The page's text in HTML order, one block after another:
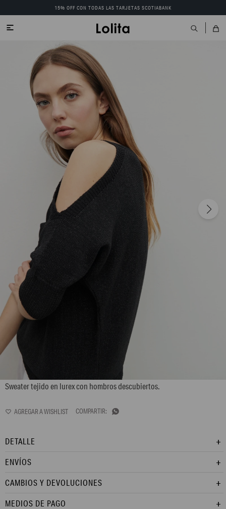
15% OFF CON TODAS LAS TARJETAS SCOTIABANK

L158GKS2
Sweater tejido en lurex con hombros descubiertos.

DETALLE
ENVÍOS
CAMBIOS Y DEVOLUCIONES
MEDIOS DE PAGO